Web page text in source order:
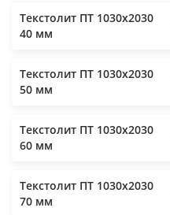
Текстолит ПТ 1030х2030
40 мм
Текстолит ПТ 1030х2030
50 мм
Текстолит ПТ 1030х2030
60 мм
Текстолит ПТ 1030х2030
70 мм